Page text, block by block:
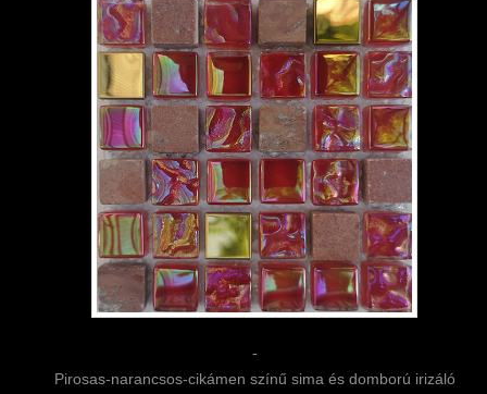
-
Pirosas-narancsos-cikámen színű sima és domború irizáló